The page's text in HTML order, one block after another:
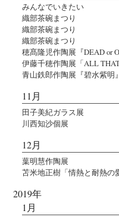
みんなでいきたい
織部茶碗まつり
織部茶碗まつり
織部茶碗まつり
穂髙隆児作陶展『DEAD or
伊藤千穂作陶展「ALL THAT
青山鉄郎作陶展『碧水紫明』
11月
田子美紀ガラス展
川西知沙個展
12月
葉明慧作陶展
苫米地正樹「情熱と耐熱の
2019年
1月